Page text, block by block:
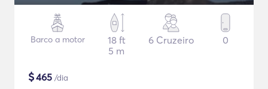
Barco a motor
18 ft
5 m
6 Cruzeiro 0
$465 /dia